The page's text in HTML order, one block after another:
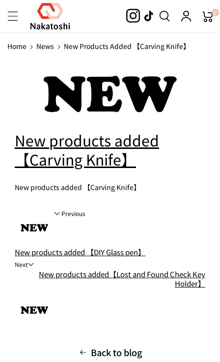
Content
0
Home News New Products Added 【Carving Knife】
New products added
【Carving Knife】
New products added 【Carving Knife】
Previous
New products added 【DIY Glass pen】
Next
New products added【Lost and Found Check Key
Holder】
Back to blog